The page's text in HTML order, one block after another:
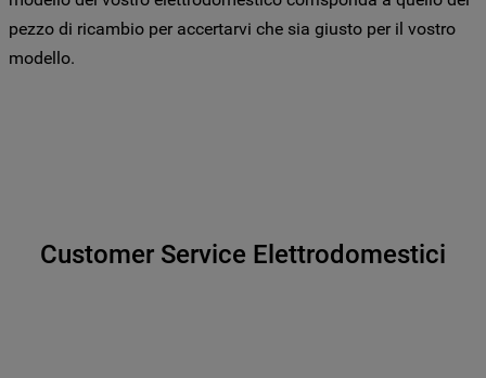
pezzo di ricambio per accertarvi che sia giusto per il vostro
modello.
Customer Service Elettrodomestici
specifico le tue preferenze.